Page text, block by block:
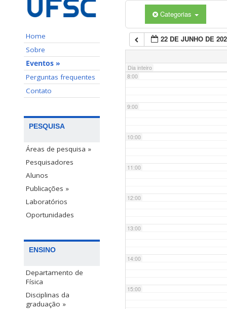
Home
Sobre
Eventos »
Perguntas frequentes
Contato
PESQUISA
Áreas de pesquisa »
Pesquisadores
Alunos
Publicações »
Laboratórios
Oportunidades
ENSINO
Departamento de
Física
Disciplinas da
graduação »
Categorias
22 DE JUNHO DE
Dia inteiro
7:00
8:00
9:00
10:00
11:00
12:00
13:00
14:00
15:00